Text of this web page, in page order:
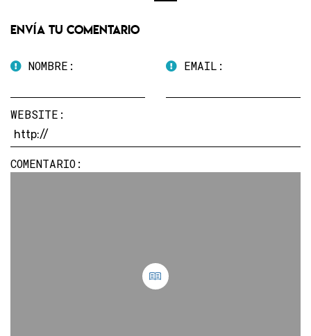
Envía tu comentario
NOMBRE: EMAIL:
WEBSITE:
COMENTARIO: